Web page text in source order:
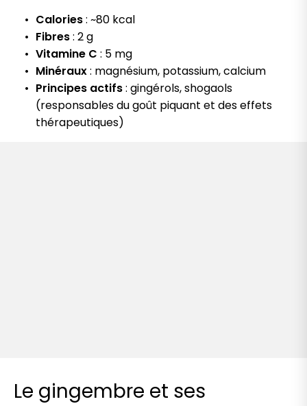
Calories: ~80 kcal
Fibres: 2 g
Vitamine C : 5 mg
Minéraux: magnésium, potassium, calcium
Principes actifs: gingérols, shogaols
(responsables du goût piquant et des effets
thérapeutiques)
Le gingembre et ses